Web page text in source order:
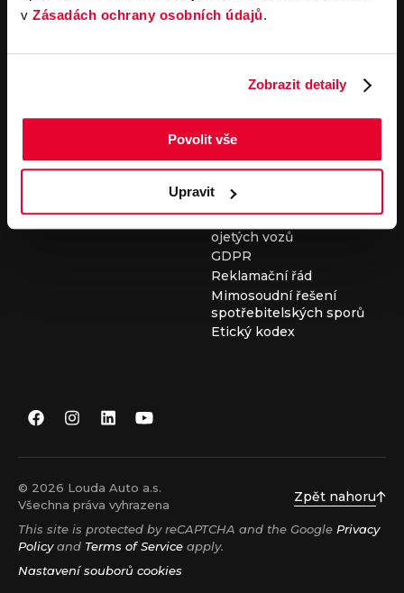
v Zásadách ochrany osobních údajů.
Zobrazit detaily
Povolit vše
Upravit
Kariéra
Servisní služby
Servis
Důležité odkazy
Cookies
Všeobecné obchodní
podmínky pro online
vozidel
Všeobecné obchodní
podmínky pro provádění
servisních prací
Všeobecné obchodní
podmínky při nákupu
ojetých vozů
GDPR
Reklamační řád
Mimosoudní řešení
spotřebitelských sporů
Etický kodex
© 2026 Louda Auto a.s.
Všechna práva vyhrazena
Zpět nahoru
This site is protected by reCAPTCHA and the Google Privacy
Policyand Terms of Service apply.
Nastavení souborů cookies